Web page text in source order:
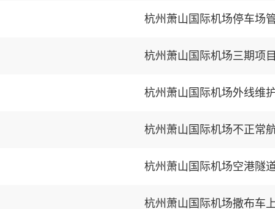
杭州萧山国际机场停车场
杭州萧山国际机场三期项
杭州萧山国际机场外线维
杭州萧山国际机场不正常
杭州萧山国际机场空港隧
杭州萧山国际机场撒布车